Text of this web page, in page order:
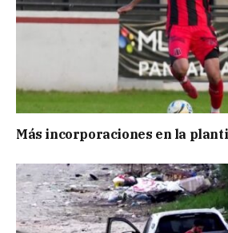
Más incorporaciones en la